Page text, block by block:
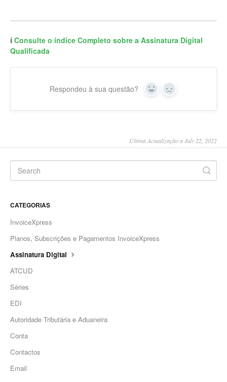
ℹ️ Consulte o índice Completo sobre a Assinatura Digital
Qualificada
Respondeu à sua questão? Yes No
Última Actualização a July 22, 2022
CATEGORIAS
InvoiceXpress
Planos, Subscrições e Pagamentos InvoiceXpress
Assinatura Digital
ATCUD
Séries
EDI
Autoridade Tributária e Aduaneira
Conta
Contactos
Email